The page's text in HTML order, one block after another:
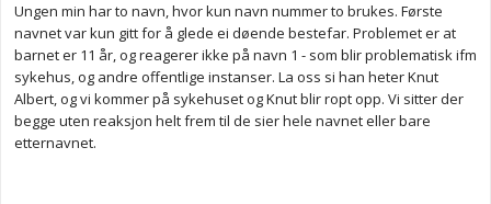
Ungen min har to navn, hvor kun navn nummer to brukes. Første
navnet var kun gitt for å glede ei døende bestefar. Problemet er at
barnet er 11 år, og reagerer ikke på navn 1 - som blir problematisk ifm
sykehus, og andre offentlige instanser. La oss si han heter Knut
Albert, og vi kommer på sykehuset og Knut blir ropt opp. Vi sitter der
begge uten reaksjon helt frem til de sier hele navnet eller bare
etternavnet.